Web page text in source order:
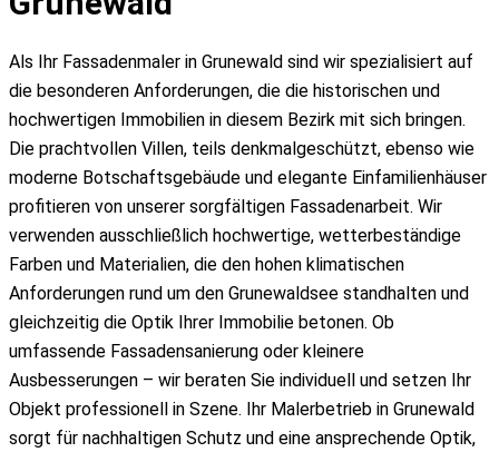
Als Ihr Fassadenmaler in Grunewald sind wir spezialisiert auf
die besonderen Anforderungen, die die historischen und
hochwertigen Immobilien in diesem Bezirk mit sich bringen.
Die prachtvollen Villen, teils denkmalgeschützt, ebenso wie
moderne Botschaftsgebäude und elegante Einfamilienhäuser
profitieren von unserer sorgfältigen Fassadenarbeit. Wir
verwenden ausschließlich hochwertige, wetterbeständige
Farben und Materialien, die den hohen klimatischen
Anforderungen rund um den Grunewaldsee standhalten und
gleichzeitig die Optik Ihrer Immobilie betonen. Ob
umfassende Fassadensanierung oder kleinere
Ausbesserungen – wir beraten Sie individuell und setzen Ihr
Objekt professionell in Szene. Ihr Malerbetrieb in Grunewald
sorgt für nachhaltigen Schutz und eine ansprechende Optik,